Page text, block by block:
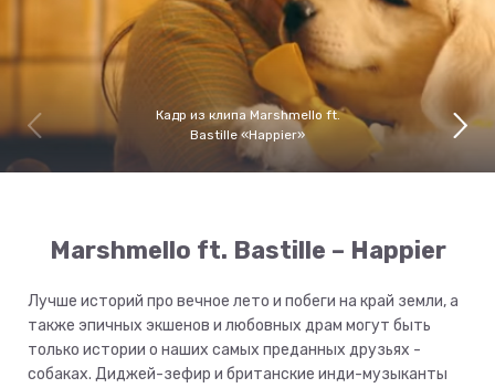
Кадр из клипа Marshmello ft.
Bastille «Happier»
Marshmello ft. Bastille – Happier
Лучше историй про вечное лето и побеги на край земли, а
также эпичных экшенов и любовных драм могут быть
только истории о наших самых преданных друзьях -
собаках. Диджей-зефир и британские инди-музыканты